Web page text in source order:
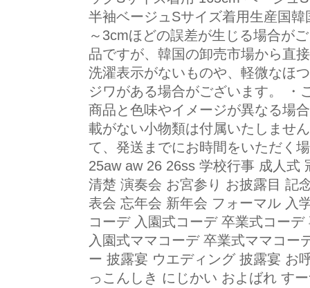
半袖ベージュSサイズ着用生産国
～3cmほどの誤差が生じる場合が
品ですが、韓国の卸売市場から直
洗濯表示がないものや、軽微なほ
ジワがある場合がございます。 ・
商品と色味やイメージが異なる場
載がない小物類は付属いたしませ
て、発送までにお時間をいただく
25aw aw 26 26ss 学校行事 成人式
清楚 演奏会 お宮参り お披露目 記
表会 忘年会 新年会 フォーマル 入
コーデ 入園式コーデ 卒業式コー
入園式ママコーデ 卒業式ママコー
ー 披露宴 ウエディング 披露宴 お
っこんしき にじかい およばれ す